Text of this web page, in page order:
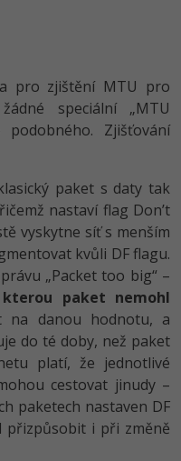
pro zjištění MTU pro
speciální „MTU
podobného. Zjišťování
paket s daty tak
nastaví flag Don’t
vyskytne síť s menším
kvůli DF flagu.
„Packet too big“ –
paket nemohl
na danou hodnotu, a
do té doby, než paket
platí, že jednotlivé
cestovat jinudy –
paketech nastaven DF
přizpůsobit i při změně